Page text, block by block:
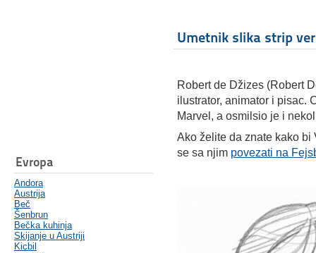
Evropa
Andora
Austrija
Beč
Šenbrun
Bečka kuhinja
Skijanje u Austriji
Kicbil
Umetnik slika strip
Robert de Džizes (Robert
ilustrator, animator i pisac.
Marvel, a osmilsio je i
Ako želite da znate kako bi
se sa njim povezati na